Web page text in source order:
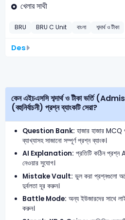
খেলার সাথী
BRU BRU C Unit বাংলা শব্দার্থ ও টীকা
Des
কেন এইচএসসি শব্দার্থ ও টীকা ভর্তি (Admission) MCQ
(বহুনির্বাচনী) প্রশ্ন ব্যাংকটি সেরা?
Question Bank: হাজার হাজার
ব্যাখ্যাসহ সাজানো সম্পূর্ণ প্রশ্ন ব্যাংক।
AI Explanation: প্রতিটি কঠিন প্রশ্ন
নেওয়ার সুযোগ।
Mistake Vault: ভুল করা প্রশ্নগুলো
দুর্বলতা দূর করুন।
Battle Mode: অন্য ইউজারদের সাথে
করুন।